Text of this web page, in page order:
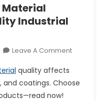
Material
Industrial
Leave A CommentOn
Oxide
quality affects
coatings. Choose
now!